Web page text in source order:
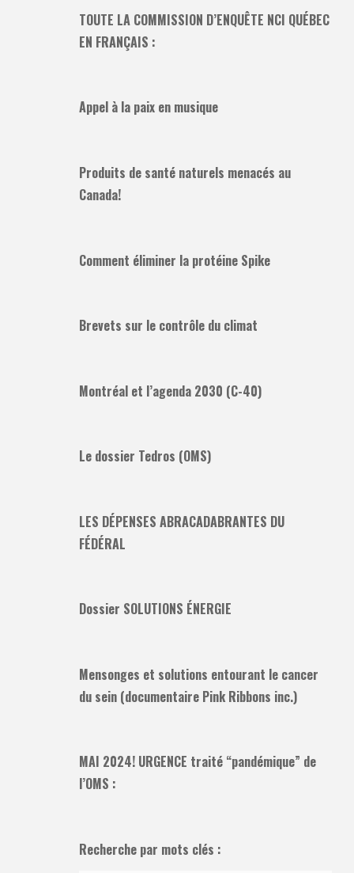
TOUTE LA COMMISSION D’ENQUÊTE NCI QUÉBEC
EN FRANÇAIS :
Appel à la paix en musique
Produits de santé naturels menacés au
Canada!
Comment éliminer la protéine Spike
Brevets sur le contrôle du climat
Montréal et l’agenda 2030 (C-40)
Le dossier Tedros (OMS)
LES DÉPENSES ABRACADABRANTES DU
FÉDÉRAL
Dossier SOLUTIONS ÉNERGIE
Mensonges et solutions entourant le cancer
du sein (documentaire Pink Ribbons inc.)
MAI 2024! URGENCE traité “pandémique” de
l’OMS :
Recherche par mots clés :